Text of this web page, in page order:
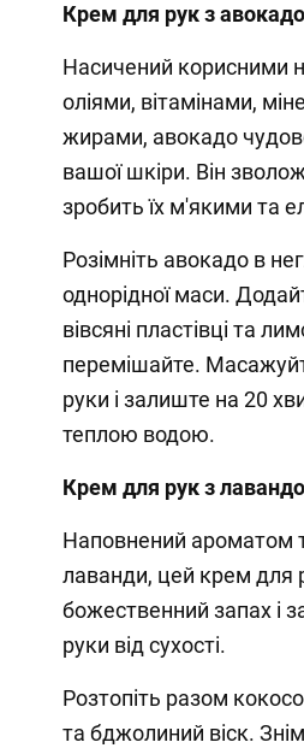
Крем для рук з авокадо
Насичений корисними
оліями, вітамінами,
жирами, авокадо
вашої шкіри. Він
зробить їх м'якими та
Розімніть авокадо в
однорідної маси.
вівсяні пластівці та
перемішайте.
руки і залиште на 20
теплою водою.
Крем для рук з
Наповнений ароматом
лаванди, цей крем для
божественний запах і
руки від сухості.
Розтопіть разом
та бджолиний віск.